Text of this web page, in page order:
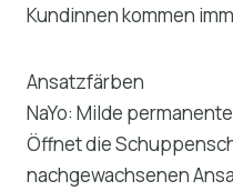
Kundinnen kommen
Ansatzfärben
NaYo: Milde
Öffnet die
nachgewachsenen